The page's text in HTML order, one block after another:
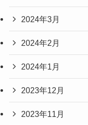
2024年3月
2024年2月
2024年1月
2023年12月
2023年11月